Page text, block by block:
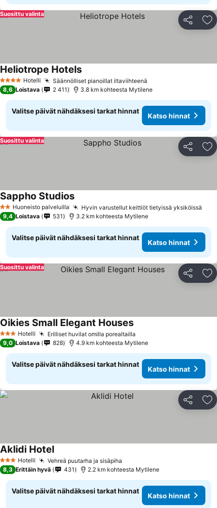
Jaa
Suosittu valinta
4 Tähtiluokitus
Hotelli Säännölliset pianoillat iltaviihteenä
Heliotrope HotelsKatso hinnat
8,6 Loistava 2 411 3.8 km kohteesta Mytilene
Valitse päivät nähdäksesi tarkat hinnat
Katso hinnat
Jaa
Suosittu valinta
2 Tähtiluokitus
Huoneisto palveluilla Hyvin varustellut keittiöt tietyissä yksiköissä
Sappho StudiosKatso hinnat
9,4 Loistava 531 3.2 km kohteesta Mytilene
Valitse päivät nähdäksesi tarkat hinnat
Katso hinnat
Jaa
Suosittu valinta
3 Tähtiluokitus
Hotelli Erilliset huvilat omilla porealtailla
Oikies Small Elegant HousesKatso hinnat
9,0 Loistava 828 4.9 km kohteesta Mytilene
Valitse päivät nähdäksesi tarkat hinnat
Katso hinnat
Jaa
3 Tähtiluokitus
Hotelli Vehreä puutarha ja sisäpiha
Aklidi HotelKatso hinnat
8,3 Erittäin hyvä 431 2.2 km kohteesta Mytilene
Valitse päivät nähdäksesi tarkat hinnat
Katso hinnat